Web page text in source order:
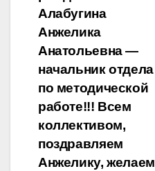
Алабугина
Анжелика
Анатольевна —
начальник отдела
по методической
работе!!! Всем
коллективом,
поздравляем
Анжелику, желаем